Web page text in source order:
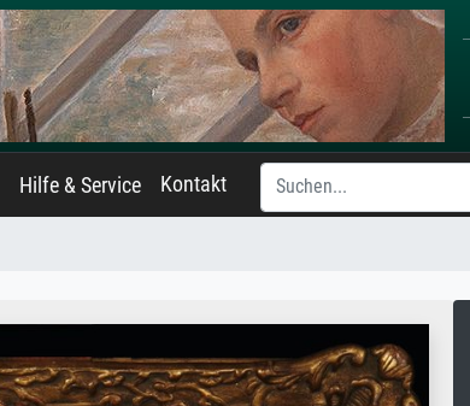
Hilfe & Service Kontakt